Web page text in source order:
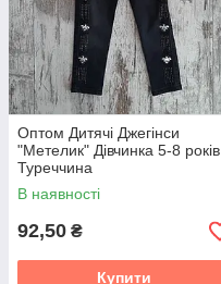
Оптом Дитячі Джегінси
"Метелик" Дівчинка 5-8 років
Туреччина
В наявності
92,50 ₴
Купити